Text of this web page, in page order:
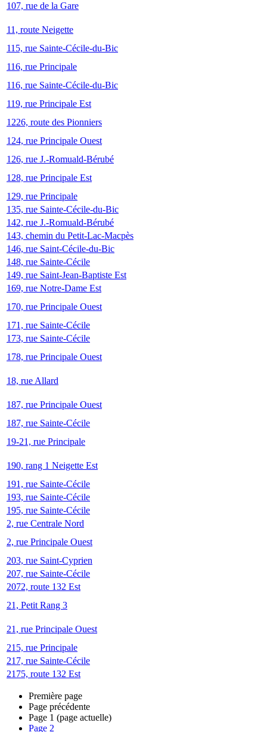
107, rue de la Gare
11, route Neigette
115, rue Sainte-Cécile-du-Bic
116, rue Principale
116, rue Sainte-Cécile-du-Bic
119, rue Principale Est
1226, route des Pionniers
124, rue Principale Ouest
126, rue J.-Romuald-Bérubé
128, rue Principale Est
129, rue Principale
135, rue Sainte-Cécile-du-Bic
142, rue J.-Romuald-Bérubé
143, chemin du Petit-Lac-Macpès
146, rue Saint-Cécile-du-Bic
148, rue Sainte-Cécile
149, rue Saint-Jean-Baptiste Est
169, rue Notre-Dame Est
170, rue Principale Ouest
171, rue Sainte-Cécile
173, rue Sainte-Cécile
178, rue Principale Ouest
18, rue Allard
187, rue Principale Ouest
187, rue Sainte-Cécile
19-21, rue Principale
190, rang 1 Neigette Est
191, rue Sainte-Cécile
193, rue Sainte-Cécile
195, rue Sainte-Cécile
2, rue Centrale Nord
2, rue Principale Ouest
203, rue Saint-Cyprien
207, rue Sainte-Cécile
2072, route 132 Est
21, Petit Rang 3
21, rue Principale Ouest
215, rue Principale
217, rue Sainte-Cécile
2175, route 132 Est
Première page
Page précédente
Page 1 (page actuelle)
Page 2